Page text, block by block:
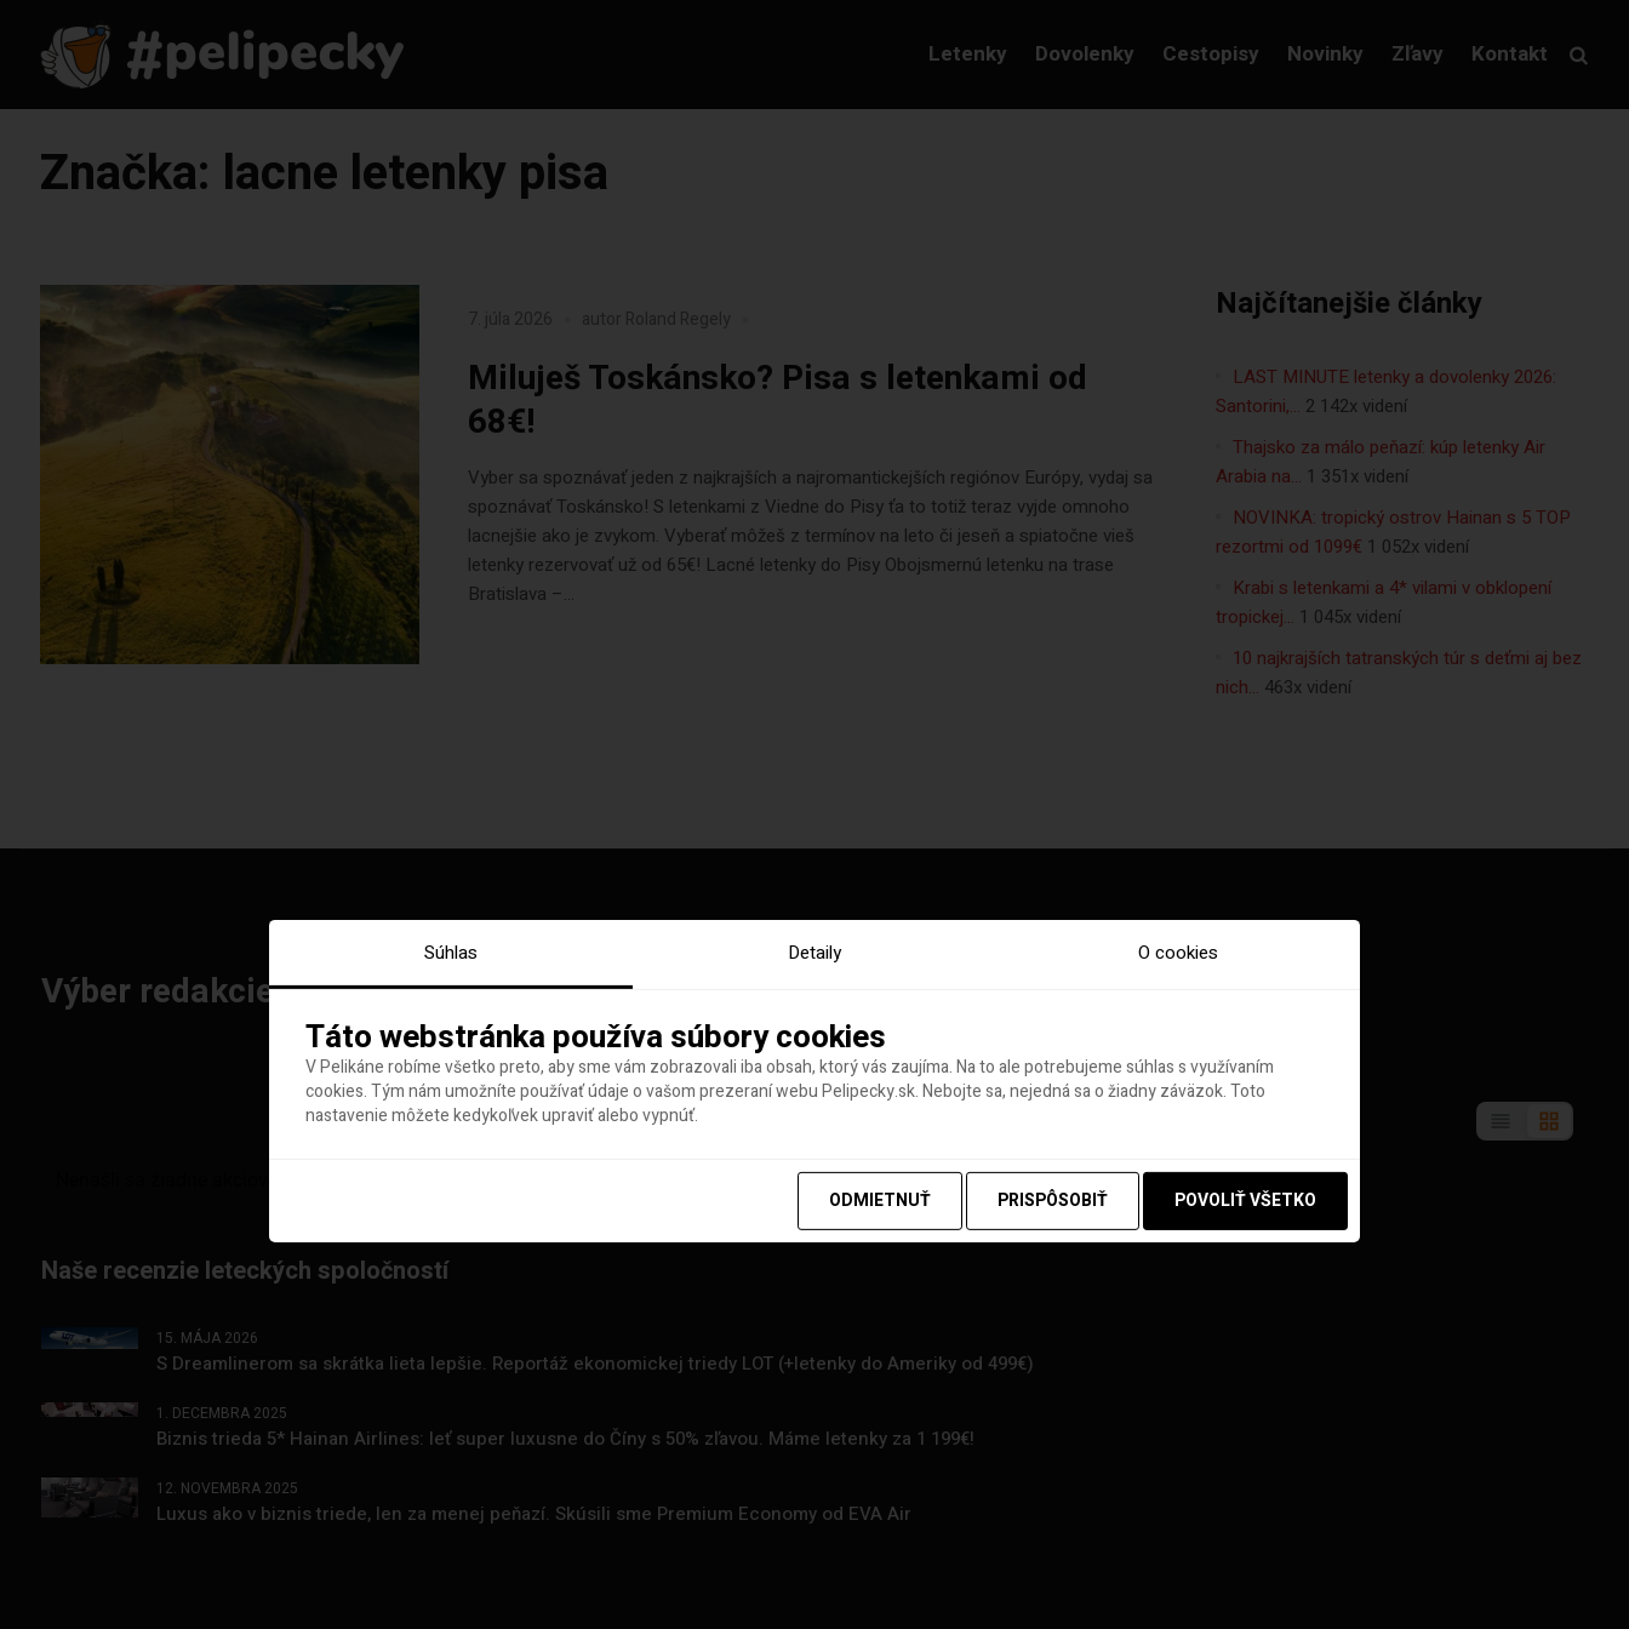
Letenky Dovolenky Cestopisy Novinky Zľavy Kontakt
Značka: lacne letenky pisa
7. júla 2026 autor Roland Regely
Miluješ Toskánsko? Pisa s letenkami od
68€!
Vyber sa spoznávať jeden z najkrajších a najromantickejších regiónov Európy, vydaj sa
spoznávať Toskánsko! S letenkami z Viedne do Pisy ťa to totiž teraz vyjde omnoho
lacnejšie ako je zvykom. Vyberať môžeš z termínov na leto či jeseň a spiatočne vieš
letenky rezervovať už od 65€! Lacné letenky do Pisy Obojsmernú letenku na trase
Bratislava –...
Najčítanejšie články
LAST MINUTE letenky a dovolenky 2026:
Santorini,… 2 142x videní
Thajsko za málo peňazí: kúp letenky Air
Arabia na… 1 351x videní
NOVINKA: tropický ostrov Hainan s 5 TOP
rezortmi od 1099€ 1 052x videní
Krabi s letenkami a 4* vilami v obklopení
tropickej… 1 045x videní
10 najkrajších tatranských túr s deťmi aj bez
nich… 463x videní
Výber redakcie: Najlepšie letenky tohto týždňa
Naše recenzie leteckých spoločností
15. MÁJA 2026
S Dreamlinerom sa skrátka lieta lepšie. Reportáž ekonomickej triedy LOT (+letenky do Ameriky od 499€)
1. DECEMBRA 2025
Biznis trieda 5* Hainan Airlines: leť super luxusne do Číny s 50% zľavou. Máme letenky za 1 199€!
12. NOVEMBRA 2025
Luxus ako v biznis triede, len za menej peňazí. Skúsili sme Premium Economy od EVA Air
Súhlas Detaily O cookies
Táto webstránka používa súbory cookies
V Pelikáne robíme všetko preto, aby sme vám zobrazovali iba obsah, ktorý vás zaujíma. Na to ale potrebujeme súhlas s využívaním
cookies. Tým nám umožníte používať údaje o vašom prezeraní webu Pelipecky.sk. Nebojte sa, nejedná sa o žiadny záväzok. Toto
nastavenie môžete kedykoľvek upraviť alebo vypnúť.
ODMIETNUŤ PRISPÔSOBIŤ POVOLIŤ VŠETKO